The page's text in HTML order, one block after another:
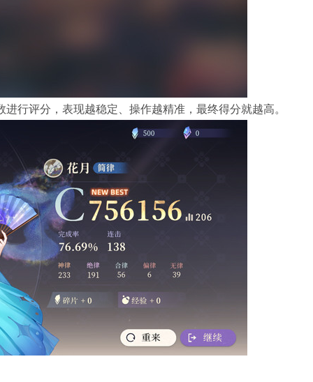
行评分，表现越稳定、操作越精准，最终得分就越高。